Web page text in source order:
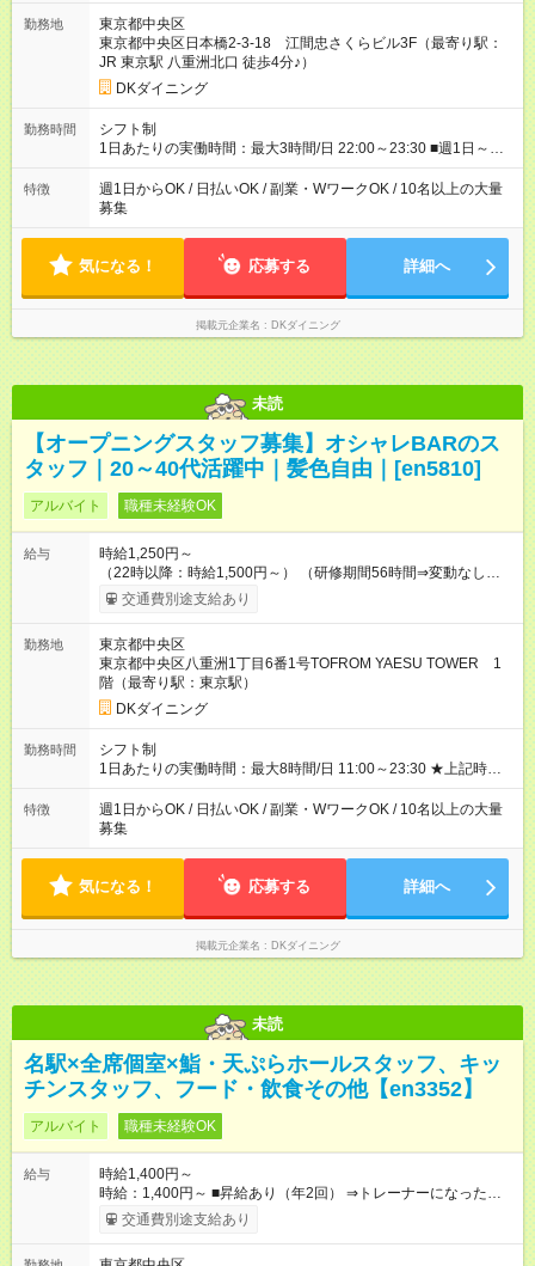
勤務地
東京都中央区
東京都中央区日本橋2-3-18 江間忠さくらビル3F（最寄り駅：
JR 東京駅 八重洲北口 徒歩4分♪）
DKダイニング
勤務時間
シフト制
1日あたりの実働時間：最大3時間/日 22:00～23:30 ■週1日～
OK◎ ■1日3時間～OK ■勤務時間の変動の可能性あり ■22時以降
勤務は18歳以上(法令による) ■自由シフト制
特徴
週1日からOK / 日払いOK / 副業・WワークOK / 10名以上の大量
募集
気になる！ 応募する 詳細へ
掲載元企業名 DKダイニング
未読
【オープニングスタッフ募集】オシャレBARのス
タッフ｜20～40代活躍中｜髪色自由｜[en5810]
アルバイト 職種未経験OK
給与
時給1,250円～
（22時以降：時給1,500円～） （研修期間56時間⇒変動なし） ■
食事補助あり⇒1食200円 ■友人紹介制度あり⇒1人紹介につき最
大3万円支給！ 【試用期間】試用期間なし
交通費別途支給あり
勤務地
東京都中央区
東京都中央区八重洲1丁目6番1号TOFROM YAESU TOWER 1
階（最寄り駅：東京駅）
DKダイニング
勤務時間
シフト制
1日あたりの実働時間：最大8時間/日 11:00～23:30 ★上記時間
から1日3h～OK ★週1日～OK◎ ※勤務時間の変動の可能性あり
※22時以降勤務は18歳以上(法令による) ■自由シフト制
特徴
週1日からOK / 日払いOK / 副業・WワークOK / 10名以上の大量
募集
気になる！ 応募する 詳細へ
掲載元企業名 DKダイニング
未読
名駅×全席個室×鮨・天ぷらホールスタッフ、キッ
チンスタッフ、フード・飲食その他【en3352】
アルバイト 職種未経験OK
給与
時給1,400円～
時給：1,400円～ ■昇給あり（年2回） ⇒トレーナーになった
ら… 通常時給+300円！！ ■高校生同時給 ■研修時給なし ■食
事補助あり ⇒1食200円 ■友人紹介制度あり ⇒最大3万円支給(※
交通費別途支給あり